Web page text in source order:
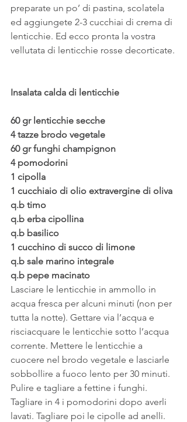
preparate un po’ di pastina, scolatela
ed aggiungete 2-3 cucchiai di crema di
lenticchie. Ed ecco pronta la vostra
vellutata di lenticchie rosse decorticate.
Insalata calda di lenticchie
60 gr lenticchie secche
4 tazze brodo vegetale
60 gr funghi champignon
4 pomodorini
1 cipolla
1 cucchiaio di olio extravergine di oliva
q.b timo
q.b erba cipollina
q.b basilico
1 cucchino di succo di limone
q.b sale marino integrale
q.b pepe macinato
Lasciare le lenticchie in ammollo in
acqua fresca per alcuni minuti (non per
tutta la notte). Gettare via l’acqua e
risciacquare le lenticchie sotto l’acqua
corrente. Mettere le lenticchie a
cuocere nel brodo vegetale e lasciarle
sobbollire a fuoco lento per 30 minuti.
Pulire e tagliare a fettine i funghi.
Tagliare in 4 i pomodorini dopo averli
lavati. Tagliare poi le cipolle ad anelli.